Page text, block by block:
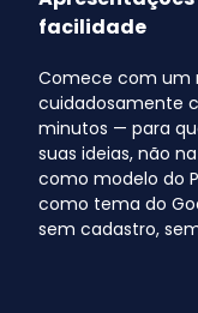
facilidade
Comece com um
cuidadosamente
minutos — para
suas ideias, não
como modelo do
como tema do
sem cadastro,